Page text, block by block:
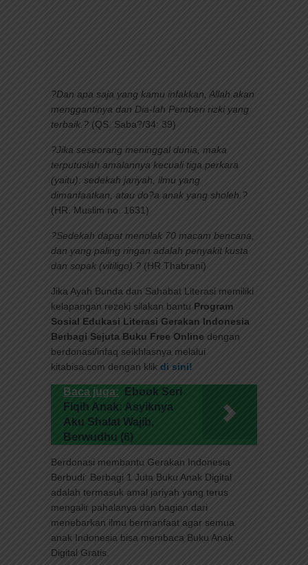
?Dan apa saja yang kamu infakkan, Allah akan
menggantinya dan Dia-lah Pemberi rizki yang
terbaik.? (QS. Saba?/34: 39)
?Jika seseorang meninggal dunia, maka
terputuslah amalannya kecuali tiga perkara
(yaitu): sedekah jariyah, ilmu yang
dimanfaatkan, atau do?a anak yang sholeh.?
(HR. Muslim no. 1631)
?Sedekah dapat menolak 70 macam bencana,
dan yang paling ringan adalah penyakit kusta
dan sopak (vitiligo).? (HR Thabrani)
Jika Ayah Bunda dan Sahabat Literasi memiliki
kelapangan rezeki silakan bantu Program
Sosial Edukasi Literasi Gerakan Indonesia
Berbagi Sejuta Buku Free Online dengan
berdonasi/infaq seikhlasnya melalui
kitabisa.com dengan klik di sini!
Baca juga:
Ebook Seri
Fiqih Anak: Asyiknya
Aku Shalat Wajib,
Berwudhu (6)
Berdonasi membantu Gerakan Indonesia
Berbudi: Berbagi 1 Juta Buku Anak Digital
adalah termasuk amal jariyah yang terus
mengalir pahalanya dan bagian dari
menebarkan ilmu bermanfaat agar semua
anak Indonesia bisa membaca Buku Anak
Digital Gratis.